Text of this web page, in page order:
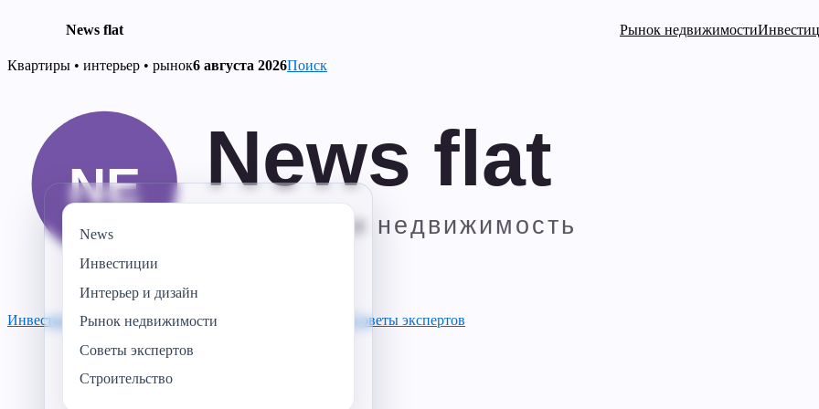
News flat Рынок недвижимости
Skip
Квартиры • интерьер • рынок6 августа 2026Поиск
ИнвестицииСтроительствоРынок недвижимости Советы экспертов
News
Инвестиции
Интерьер и дизайн
Рынок недвижимости
Советы экспертов
Строительство